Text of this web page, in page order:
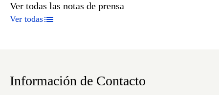
Ver todas las notas de prensa
Ver todas
Información de Contacto